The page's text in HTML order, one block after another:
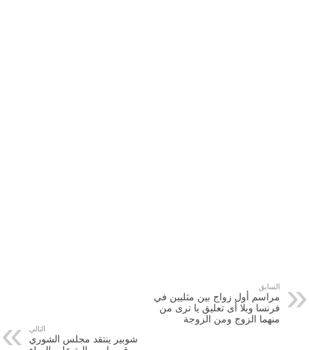
السابق
مراسم أول زواج بين مثليين في
فرنسا وبلا أى تعليق يا ترى من
منهما الزوج ومن الزوجة
التالي
شوبير ينتقد مجلس الشوري